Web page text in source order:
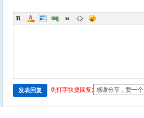
发表回复 免打字快捷回复: